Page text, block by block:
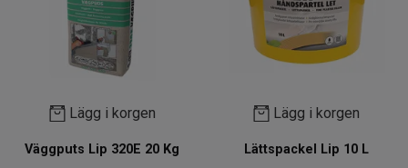
Lägg i korgen
Väggputs Lip 320E 20 Kg
Lägg i korgen
Lättspackel Lip 10 L